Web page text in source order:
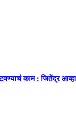
काम : जितेंद्र